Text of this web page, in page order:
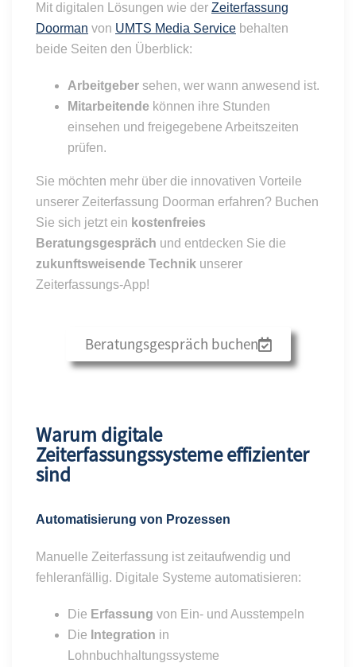
Mit digitalen Lösungen wie der Zeiterfassung
Doorman von UMTS Media Service behalten
beide Seiten den Überblick:
Arbeitgeber sehen, wer wann anwesend ist.
Mitarbeitende können ihre Stunden
einsehen und freigegebene Arbeitszeiten
prüfen.
Sie möchten mehr über die innovativen Vorteile
unserer Zeiterfassung Doorman erfahren? Buchen
Sie sich jetzt ein kostenfreies
Beratungsgespräch und entdecken Sie die
zukunftsweisende Technik unserer
Zeiterfassungs-App!
Beratungsgespräch buchen
Warum digitale
Zeiterfassungssysteme effizienter
sind
Automatisierung von Prozessen
Manuelle Zeiterfassung ist zeitaufwendig und
fehleranfällig. Digitale Systeme automatisieren:
Die Erfassung von Ein- und Ausstempeln
Die Integration in
Lohnbuchhaltungssysteme